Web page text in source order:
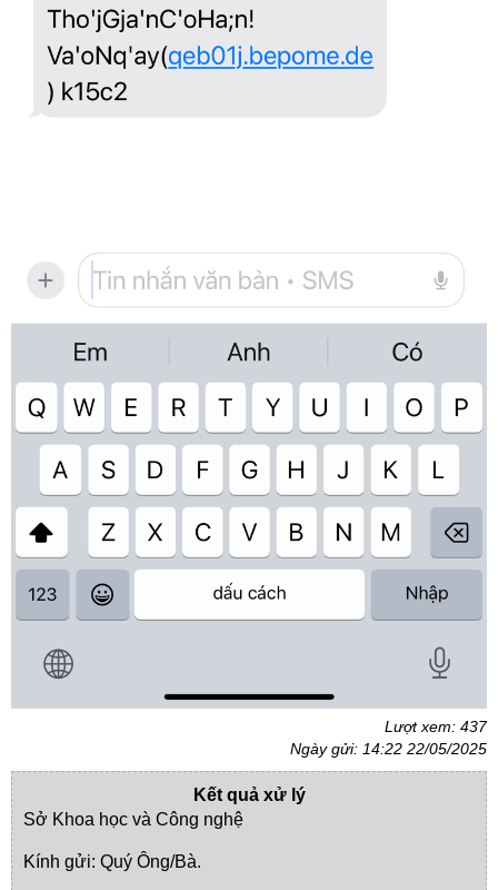
Lượt xem: 437
Ngày gửi: 14:22 22/05/2025
Kết quả xử lý
Sở Khoa học và Công nghệ
Kính gửi: Quý Ông/Bà.